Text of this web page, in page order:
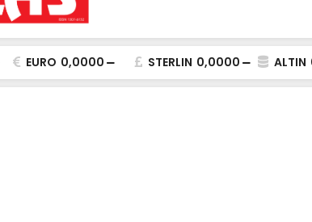
EURO 0,0000 STERLIN 0,0000 ALTIN